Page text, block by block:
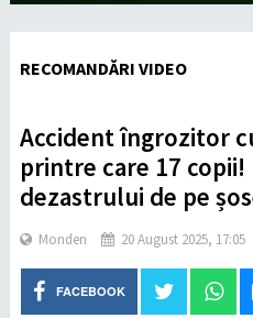
RECOMANDĂRI VIDEO
Accident îngrozitor
printre care 17
dezastrului de pe
Monden 20 August 2025, 17:05
FACEBOOK